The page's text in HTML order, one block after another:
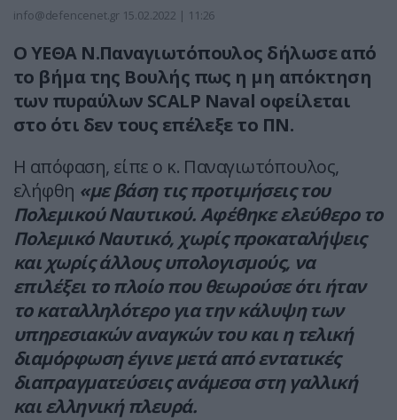
info@defencenet.gr 15.02.2022 | 11:26
O YEΘΑ Ν.Παναγιωτόπουλος δήλωσε από
το βήμα της Βουλής πως η μη απόκτηση
των πυραύλων SCALP Naval οφείλεται
στο ότι δεν τους επέλεξε το ΠΝ.
Η απόφαση, είπε ο κ. Παναγιωτόπουλος,
ελήφθη «με βάση τις προτιμήσεις του
Πολεμικού Ναυτικού. Αφέθηκε ελεύθερο το
Πολεμικό Ναυτικό, χωρίς προκαταλήψεις
και χωρίς άλλους υπολογισμούς, να
επιλέξει το πλοίο που θεωρούσε ότι ήταν
το καταλληλότερο για την κάλυψη των
υπηρεσιακών αναγκών του και η τελική
διαμόρφωση έγινε μετά από εντατικές
διαπραγματεύσεις ανάμεσα στη γαλλική
και ελληνική πλευρά.